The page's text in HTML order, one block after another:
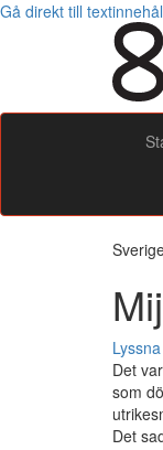
Gå direkt till
Lyssna
Det
som
Det